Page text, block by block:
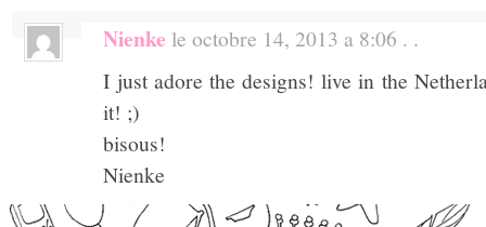
Nienke le octobre 14, 2013 a 8:06 . .
I just adore the designs! live in the
it! ;)
bisous!
Nienke